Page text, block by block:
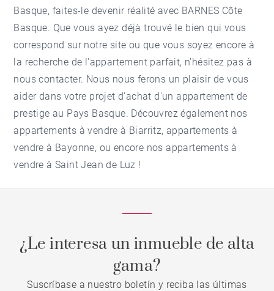
Basque, faites-le devenir réalité avec BARNES Côte
Basque. Que vous ayez déjà trouvé le bien qui vous
correspond sur notre site ou que vous soyez encore à
la recherche de l'appartement parfait, n'hésitez pas à
nous contacter. Nous nous ferons un plaisir de vous
aider dans votre projet d'achat d'un appartement de
prestige au Pays Basque. Découvrez également nos
appartements à vendre à Biarritz,appartements à
vendre à Bayonne, ou encore nosappartements à
vendre à Saint Jean de Luz !
¿Le interesa un inmueble de alta
gama?
Suscríbase a nuestro boletín y reciba las últimas